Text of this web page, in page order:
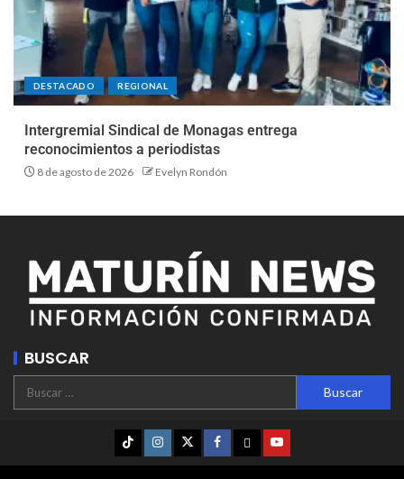
DESTACADO REGIONAL
Intergremial Sindical de Monagas entrega
reconocimientos a periodistas
8 de agosto de 2026 Evelyn Rondón
BUSCAR